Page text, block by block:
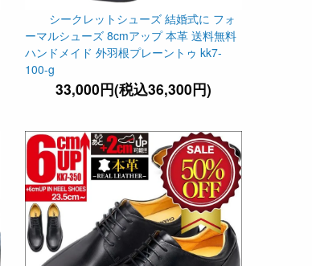
シークレットシューズ 結婚式に フォ
ーマルシューズ 8cmアップ 本革 送料無料
ハンドメイド 外羽根プレーントゥ kk7-
100-g
33,000円(税込36,300円)